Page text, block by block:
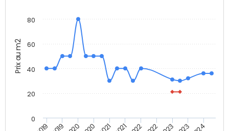
Prix au m2
0
20
40
60
80